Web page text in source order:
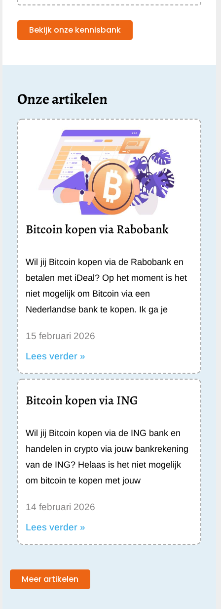
Bekijk onze kennisbank
Onze artikelen
Bitcoin kopen via Rabobank
Wil jij Bitcoin kopen via de Rabobank en
betalen met iDeal? Op het moment is het
niet mogelijk om Bitcoin via een
Nederlandse bank te kopen. Ik ga je
15 februari 2026
Lees verder »
Bitcoin kopen via ING
Wil jij Bitcoin kopen via de ING bank en
handelen in crypto via jouw bankrekening
van de ING? Helaas is het niet mogelijk
om bitcoin te kopen met jouw
14 februari 2026
Lees verder »
Meer artikelen